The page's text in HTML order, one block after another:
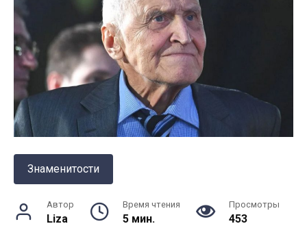
Знаменитости
Автор
Liza
Время чтения
5 мин.
Просмотры
453